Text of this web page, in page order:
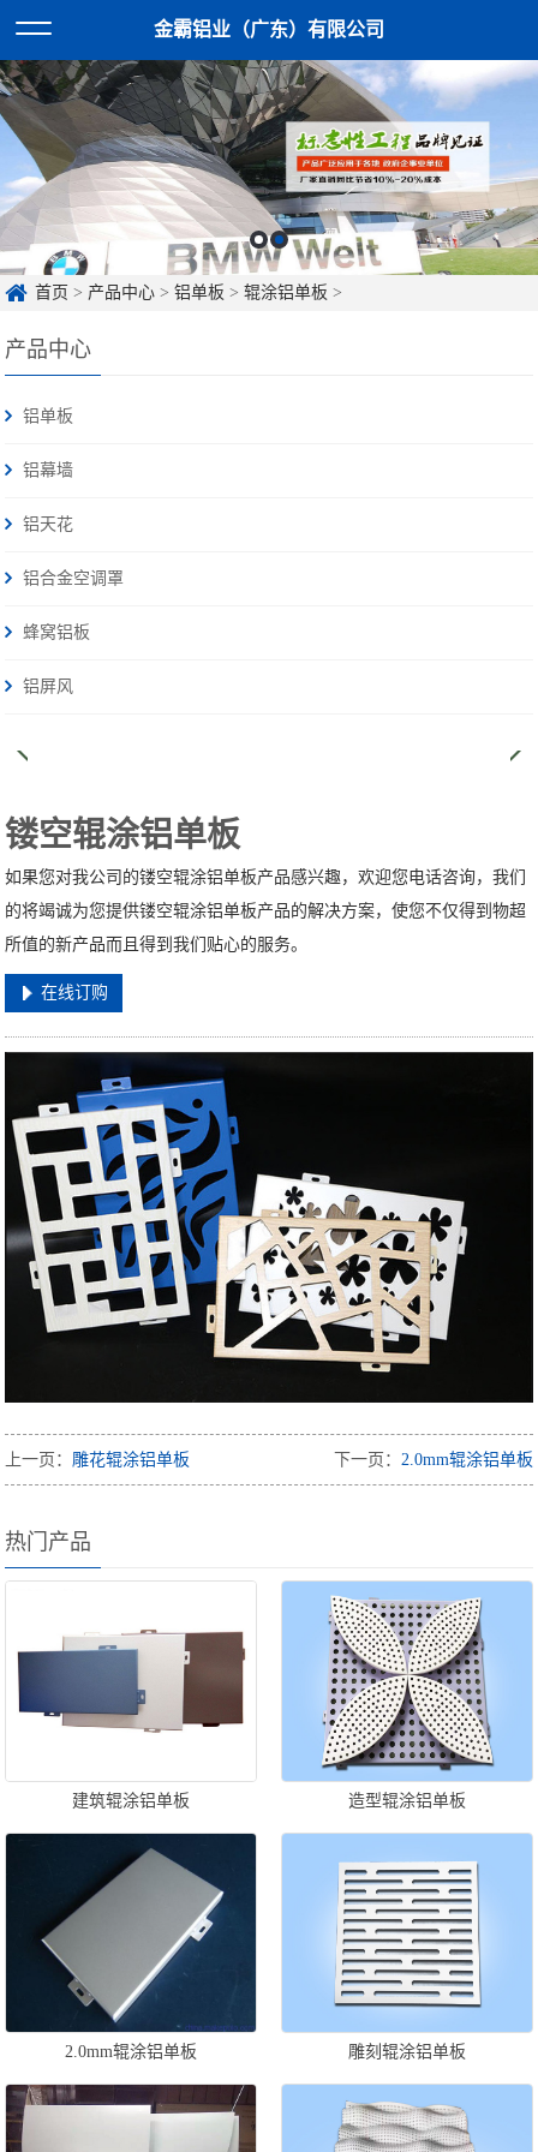
金霸铝业（广东）有限公司
首页 > 产品中心 >铝单板 >辊涂铝单板 >
产品中心
铝单板
铝幕墙
铝天花
铝合金空调罩
蜂窝铝板
铝屏风
镂空辊涂铝单板
如果您对我公司的镂空辊涂铝单板产品感兴趣，欢迎您电话咨询，我们
的将竭诚为您提供镂空辊涂铝单板产品的解决方案，使您不仅得到物超
所值的新产品而且得到我们贴心的服务。
在线订购
上一页：雕花辊涂铝单板 下一页： 2.0mm辊涂铝单板
热门产品
建筑辊涂铝单板 造型辊涂铝单板
2.0mm辊涂铝单板 雕刻辊涂铝单板